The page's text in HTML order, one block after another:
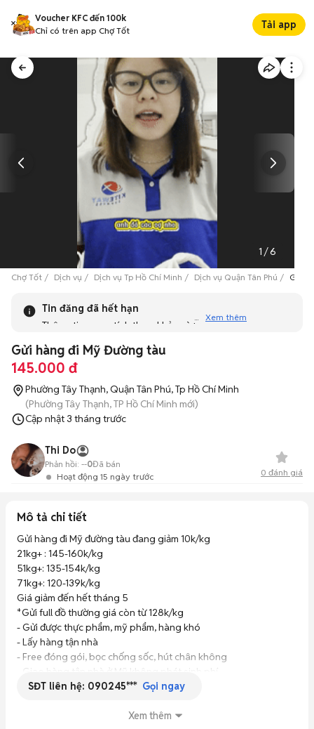
Voucher KFC đến 100k
Chỉ có trên app Chợ Tốt
Tải app
1 /6
Chợ Tốt Dịch vụ Dịch vụ Tp Hồ Chí Minh Dịch vụ Quận Tân Phú Gửi
Tin đăng đã hết hạn
Thông tin mang tính tham khảo và bạn không thể liên hệ
tương tự khác dưới đây nhé!
Xem thêm
Gửi hàng đi Mỹ Đường tàu
145.000 đ
Phường Tây Thạnh, Quận Tân Phú, Tp Hồ Chí Minh
(Phường Tây Thạnh, TP Hồ Chí Minh mới)
Cập nhật3 tháng trước
Thi Do
Hoạt động 15 ngày trước
Phản hồi: --0Đã bán
0 đánh giá
Mô tả chi tiết
Gửi hàng đi Mỹ đường tàu đang giảm 10k/kg
21kg+ : 145-160k/kg
51kg+: 135-154k/kg
71kg+: 120-139k/kg
Giá giảm đến hết tháng 5
*Gửi full đồ thường giá còn từ 128k/kg
- Gửi được thực phẩm, mỹ phẩm, hàng khó
- Lấy hàng tận nhà
- Free đóng gói, bọc chống sốc, hút chân không
- Giao hàng tận nhà ở Mỹ không phát sinh phí
SĐT liên hệ: 090245*** Gọi ngay
Xem thêm